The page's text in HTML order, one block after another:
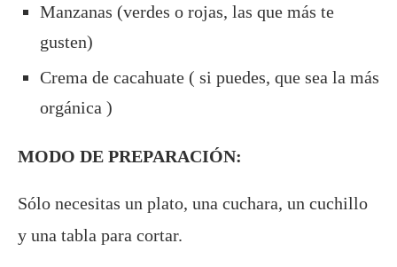
Manzanas (verdes o rojas, las que más te
gusten)
Crema de cacahuate ( si puedes, que sea la más
orgánica )
MODO DE PREPARACIÓN:
Sólo necesitas un plato, una cuchara, un cuchillo
y una tabla para cortar.